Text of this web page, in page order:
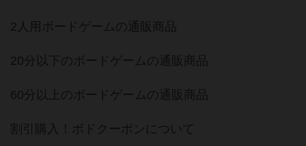
2人用ボードゲームの通販商品
20分以下のボードゲームの通販商品
60分以上のボードゲームの通販商品
割引購入！ボドクーポンについて